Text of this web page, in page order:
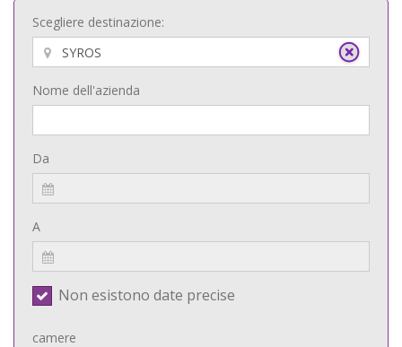
Scegliere destinazione:
Nome dell'azienda
Da
A
Non esistono date precise
camere